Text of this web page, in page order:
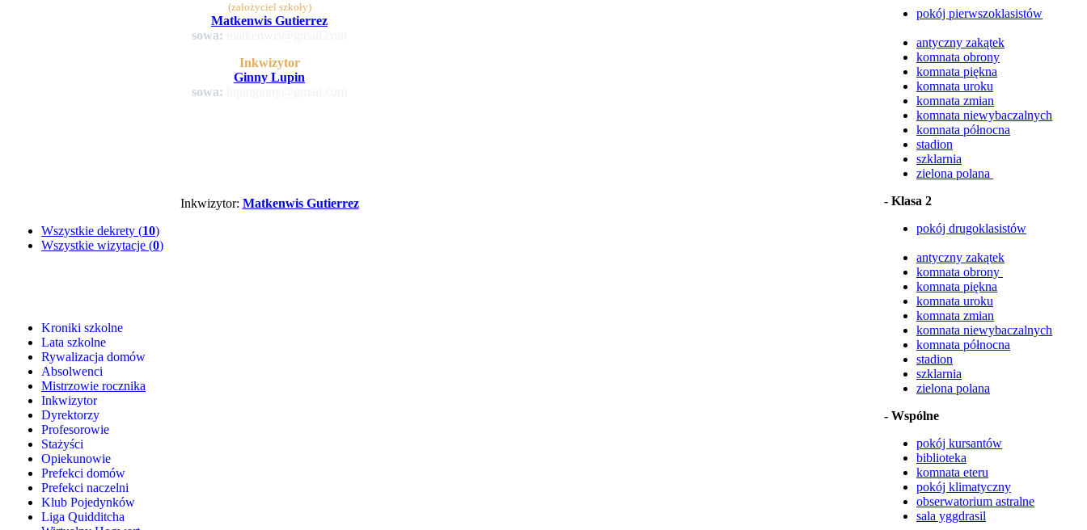
(założyciel szkoły)
Matkenwis Gutierrez
sowa:
Inkwizytor
Ginny Lupin
sowa:
Inkwizytor: Matkenwis Gutierrez
Wszystkie dekrety (10)
Wszystkie wizytacje (0)
Kroniki szkolne
Lata szkolne
Rywalizacja domów
Absolwenci
Mistrzowie rocznika
Inkwizytor
Dyrektorzy
Profesorowie
Stażyści
Opiekunowie
Prefekci domów
Prefekci naczelni
Klub Pojedynków
Liga Quidditcha
pokój pierwszoklasistów
antyczny zakątek
komnata obrony
komnata piękna
komnata uroku
komnata zmian
komnata niewybaczalnych
komnata północna
stadion
szklarnia
zielona polana
- Klasa 2
pokój drugoklasistów
antyczny zakątek
komnata obrony
komnata piękna
komnata uroku
komnata zmian
komnata niewybaczalnych
komnata północna
stadion
szklarnia
zielona polana
- Wspólne
pokój kursantów
biblioteka
komnata eteru
pokój klimatyczny
obserwatorium astralne
sala yggdrasil